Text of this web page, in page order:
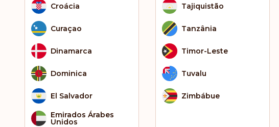
Croácia
Curaçao
Dinamarca
Dominica
El Salvador
Emirados Árabes
Unidos
Tajiquistão
Tanzânia
Timor-Leste
Tuvalu
Zimbábue